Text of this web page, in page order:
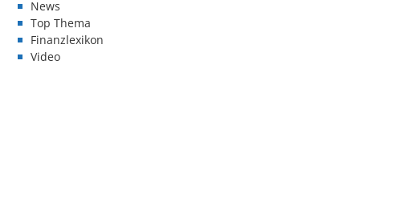
News
Top Thema
Finanzlexikon
Video